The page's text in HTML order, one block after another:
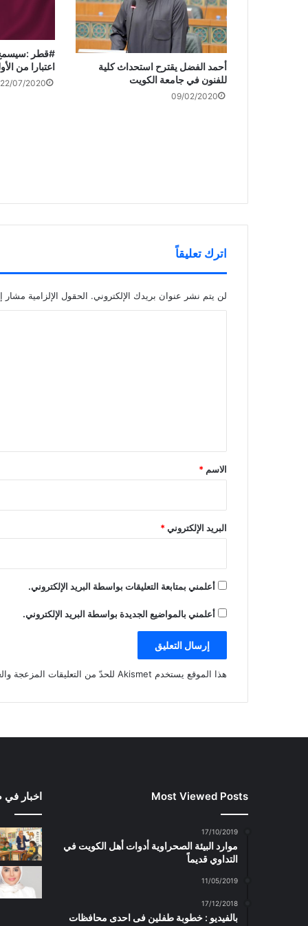
أحمد الفضل يقترح استحداث كلية
للفنون في جامعة الكويت
09/02/2020
#قطر :سيسمح
اعتبارا من
22/07/2020
اترك تعليقاً
لن يتم نشر عنوان بريدك الإلكتروني. الحقول الإلزامية مشار
*
الاسم *
البريد الإلكتروني*
أعلمني بمتابعة التعليقات بواسطة البريد الإلكتروني.
أعلمني بالمواضيع الجديدة بواسطة البريد الإلكتروني.
هذا الموقع يستخدم Akismet للحدّ من التعليقات المزعجة والغير مرغوبة.
Most Viewed Posts
17/10/2019
موارد البيئة الصحراوية أدوات أهل الكويت في
التداوي قديماً
11/05/2019
17/12/2018
بالفيديو : خطوبة طفلين فى احدى محافظات
اخبار في